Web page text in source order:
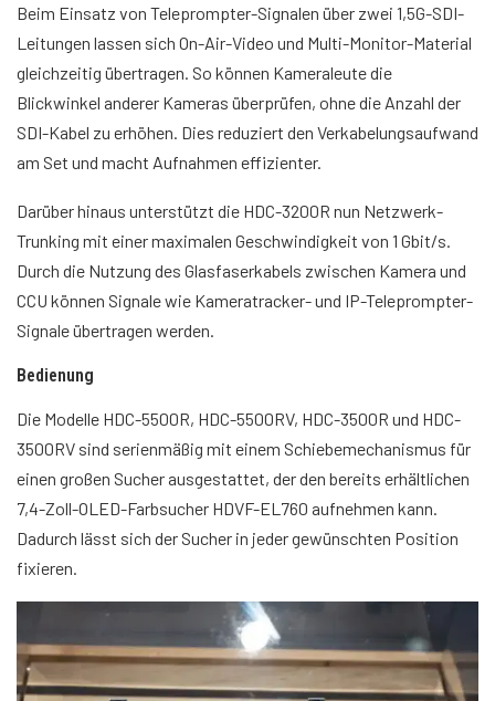
Beim Einsatz von Teleprompter-Signalen über zwei 1,5G-SDI-
Leitungen lassen sich On-Air-Video und Multi-Monitor-Material
gleichzeitig übertragen. So können Kameraleute die
Blickwinkel anderer Kameras überprüfen, ohne die Anzahl der
SDI-Kabel zu erhöhen. Dies reduziert den Verkabelungsaufwand
am Set und macht Aufnahmen effizienter.
Darüber hinaus unterstützt die HDC-3200R nun Netzwerk-
Trunking mit einer maximalen Geschwindigkeit von 1 Gbit/s.
Durch die Nutzung des Glasfaserkabels zwischen Kamera und
CCU können Signale wie Kameratracker- und IP-Teleprompter-
Signale übertragen werden.
Bedienung
Die Modelle HDC-5500R, HDC-5500RV, HDC-3500R und HDC-
3500RV sind serienmäßig mit einem Schiebemechanismus für
einen großen Sucher ausgestattet, der den bereits erhältlichen
7,4-Zoll-OLED-Farbsucher HDVF-EL760 aufnehmen kann.
Dadurch lässt sich der Sucher in jeder gewünschten Position
fixieren.